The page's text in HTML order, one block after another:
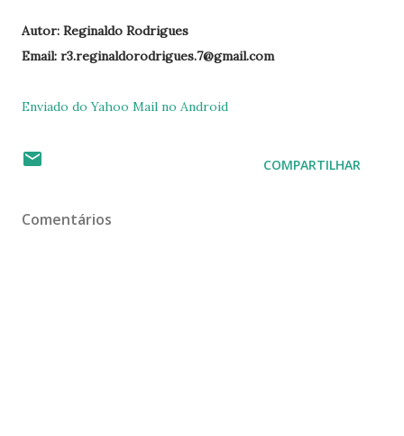
Autor: Reginaldo Rodrigues
Email: r3.reginaldorodrigues.7@gmail.com
Enviado do Yahoo Mail no Android
COMPARTILHAR
Comentários